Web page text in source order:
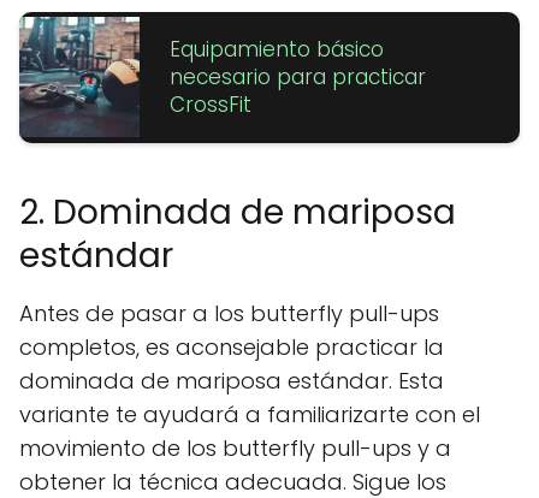
Equipamiento básico
necesario para practicar
CrossFit
2. Dominada de mariposa
estándar
Antes de pasar a los butterfly pull-ups
completos, es aconsejable practicar la
dominada de mariposa estándar. Esta
variante te ayudará a familiarizarte con el
movimiento de los butterfly pull-ups y a
obtener la técnica adecuada. Sigue los